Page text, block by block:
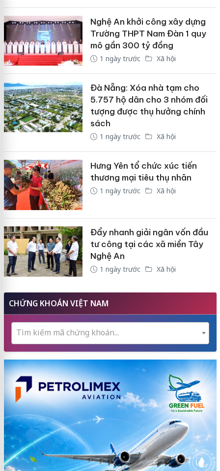
Nghệ An khởi công xây dựng
Trường THPT Nam Đàn 1 quy
mô gần 300 tỷ đồng
1 ngày trước Xã hội
Đà Nẵng: Xóa nhà tạm cho
5.757 hộ dân cho 3 nhóm đối
tượng được thụ hưởng chính
sách
1 ngày trước Xã hội
Hưng Yên tổ chức xúc tiến
thương mại tiêu thụ nhãn
1 ngày trước Xã hội
Đẩy nhanh giải ngân vốn đầu
tư công tại các xã miền Tây
Nghệ An
1 ngày trước Xã hội
CHỨNG KHOÁN VIỆT NAM
Tìm kiếm mã chứng khoán...